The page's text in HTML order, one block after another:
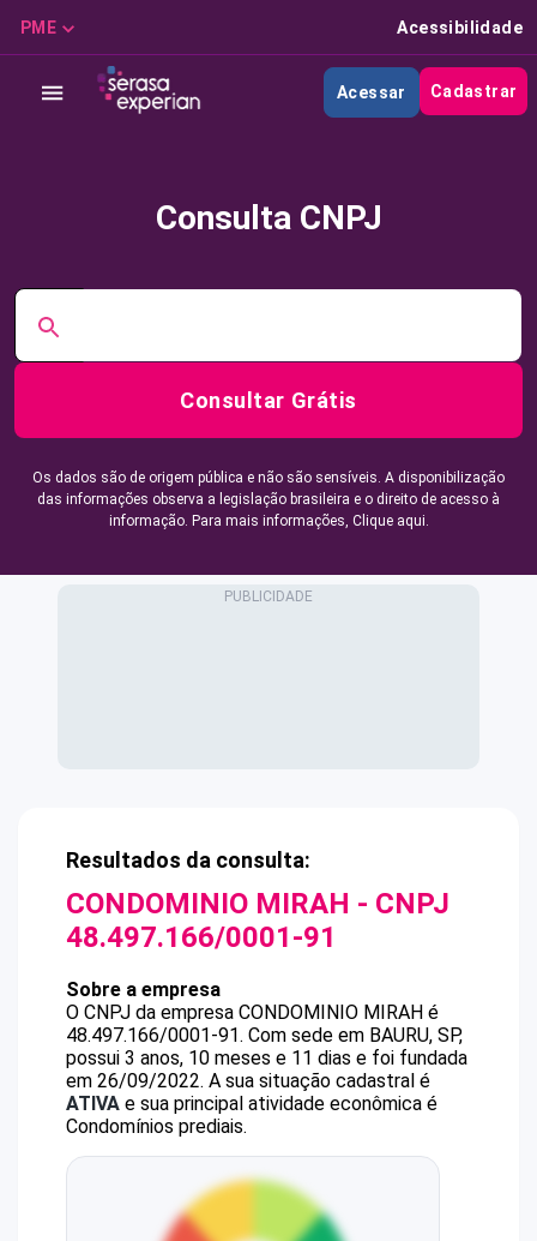
PME Acessibilidade
Acessar Cadastrar
Consulta CNPJ
Consultar Grátis
Os dados são de origem pública e não são sensíveis. A disponibilização
das informações observa a legislação brasileira e o direito de acesso à
informação. Para mais informações, Clique aqui.
Resultados da consulta:
CONDOMINIO MIRAH - CNPJ
48.497.166/0001-91
Sobre a empresa
O CNPJ da empresa CONDOMINIO MIRAH é
48.497.166/0001-91. Com sede em BAURU, SP,
possui 3 anos, 10 meses e 11 dias e foi fundada
em 26/09/2022. A sua situação cadastral é
ATIVA e sua principal atividade econômica é
Condomínios prediais.